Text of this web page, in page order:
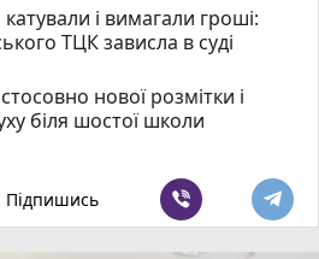
і вимагали гроші:
ТЦК зависла в суді
нової розмітки і
біля шостої школи
Підпишись